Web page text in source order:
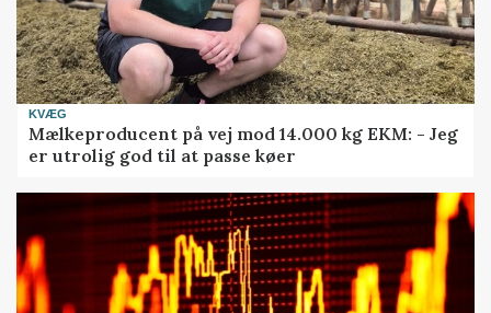
KVÆG
Mælkeproducent på vej mod 14.000 kg EKM: - Jeg
er utrolig god til at passe køer